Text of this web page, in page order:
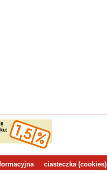
ciasteczka (cookies)